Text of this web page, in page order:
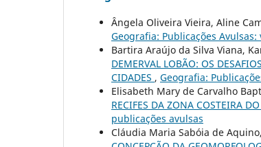
Ângela Oliveira Vieira, Aline
Geografia: Publicações
Bartira Araújo da Silva Viana,
DEMERVAL LOBÃO: OS
CIDADES , Geografia:
Elisabeth Mary de Carvalho
RECIFES DA ZONA COSTEIRA
publicações avulsas
Cláudia Maria Sabóia de